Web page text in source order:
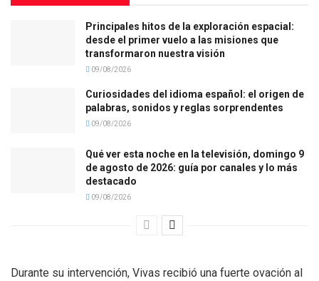
Principales hitos de la exploración espacial:
desde el primer vuelo a las misiones que
transformaron nuestra visión
09/08/2026
Curiosidades del idioma español: el origen de
palabras, sonidos y reglas sorprendentes
09/08/2026
Qué ver esta noche en la televisión, domingo 9
de agosto de 2026: guía por canales y lo más
destacado
09/08/2026
Durante su intervención, Vivas recibió una fuerte ovación al